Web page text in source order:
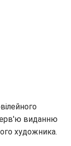
виданню
художника.